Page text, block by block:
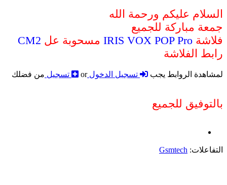
السلام عليكم ورحمة الله
جمعة مباركة للجميع
فلاشة IRIS VOX POP Pro مسحوبة عل CM2
رابط الفلاشة
لمشاهدة الروابط يجب تسجيل الدخولor تسجيل من فضلك
بالتوفيق للجميع
التفاعلات: Gsmtech